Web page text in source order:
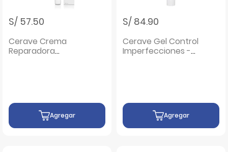
S/ 57.50
Cerave Crema
Reparadora
Agregar
S/ 84.90
Cerave Gel Control
Imperfecciones -
Agregar